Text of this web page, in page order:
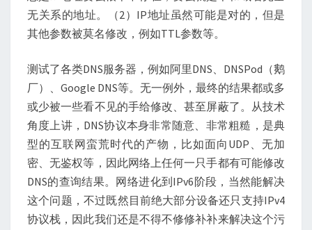
无关系的地址。（2）IP地址虽然可能是对的，但是
其他参数被莫名修改，例如TTL参数等。
测试了各类DNS服务器，例如阿里DNS、DNSPod（鹅
厂）、Google DNS等。无一例外，最终的结果都或多
或少被一些看不见的手给修改、甚至屏蔽了。从技术
角度上讲，DNS协议本身非常随意、非常粗糙，是典
型的互联网蛮荒时代的产物，比如面向UDP、无加
密、无鉴权等，因此网络上任何一只手都有可能修改
DNS的查询结果。网络进化到IPv6阶段，当然能解决
这个问题，不过既然目前绝大部分设备还只支持IPv4
协议栈，因此我们还是不得不修修补补来解决这个污